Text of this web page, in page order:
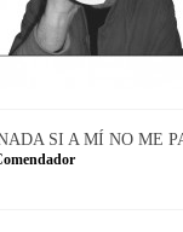
SI A MÍ NO ME